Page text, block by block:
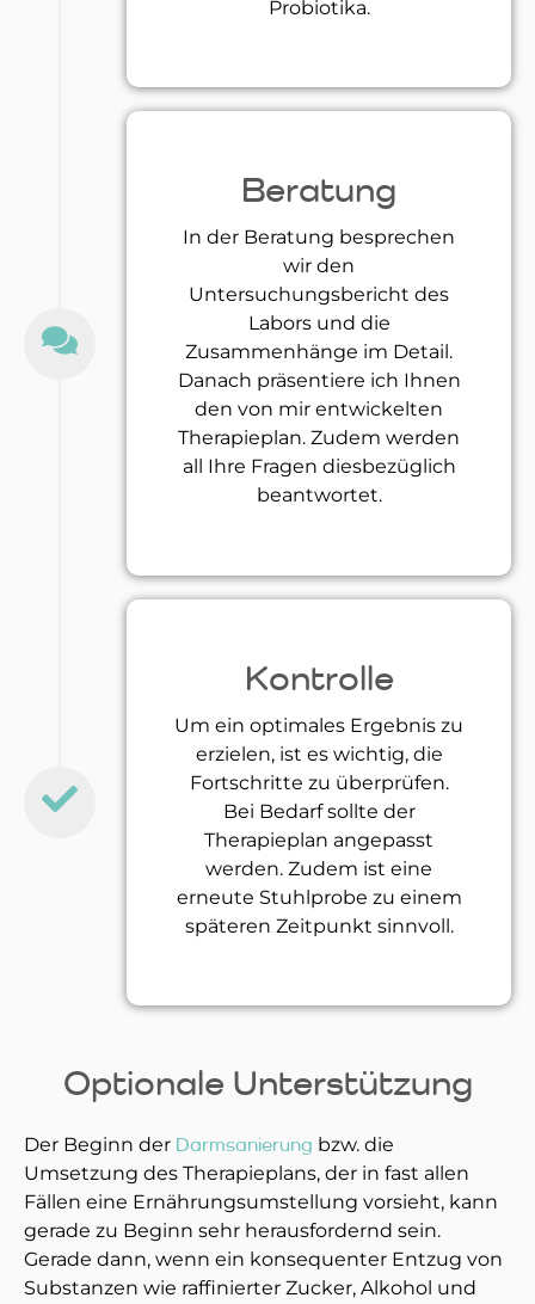
Probiotika.
Beratung
In der Beratung besprechen
wir den
Untersuchungsbericht des
Labors und die
Zusammenhänge im Detail.
Danach präsentiere ich Ihnen
den von mir entwickelten
Therapieplan. Zudem werden
all Ihre Fragen diesbezüglich
beantwortet.
Kontrolle
Um ein optimales Ergebnis zu
erzielen, ist es wichtig, die
Fortschritte zu überprüfen.
Bei Bedarf sollte der
Therapieplan angepasst
werden. Zudem ist eine
erneute Stuhlprobe zu einem
späteren Zeitpunkt sinnvoll.
Optionale Unterstützung
Der Beginn der Darmsanierung bzw. die
Umsetzung des Therapieplans, der in fast allen
Fällen eine Ernährungsumstellung vorsieht, kann
gerade zu Beginn sehr herausfordernd sein.
Gerade dann, wenn ein konsequenter Entzug von
Substanzen wie raffinierter Zucker, Alkohol und